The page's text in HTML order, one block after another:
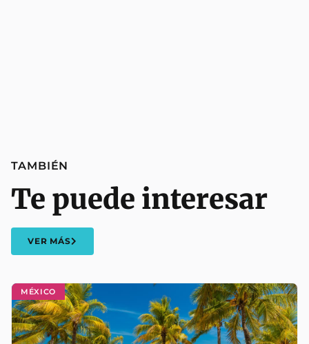
MÉXICO
TAMBIÉN
Te puede interesar
VER MÁS